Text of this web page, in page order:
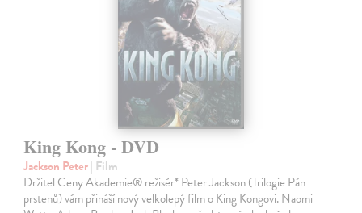
King Kong - DVD
Jackson Peter| Film
Držitel Ceny Akademie® režisér* Peter Jackson (Trilogie Pán
prstenů) vám přináší nový velkolepý film o King Kongovi. Naomi